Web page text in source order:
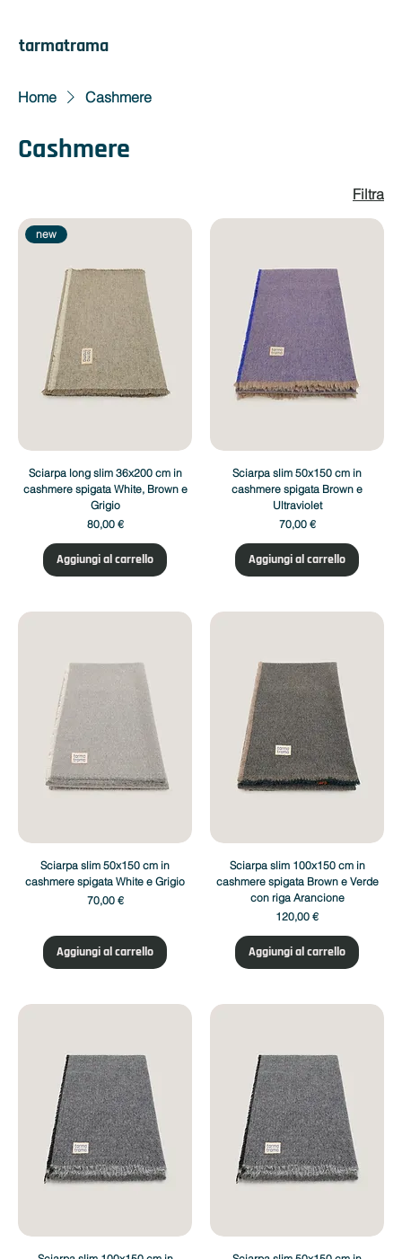
tarmatrama
Home Cashmere
Cashmere
Filtra
new
Sciarpa long slim 36x200 cm in
cashmere spigata White, Brown e
Grigio
Prezzo
80,00 €
Aggiungi al carrello
Sciarpa slim 50x150 cm in
cashmere spigata Brown e
Ultraviolet
Prezzo
70,00 €
Aggiungi al carrello
Sciarpa slim 50x150 cm in
cashmere spigata White e Grigio
Prezzo
70,00 €
Aggiungi al carrello
Sciarpa slim 100x150 cm in
cashmere spigata Brown e Verde
con riga Arancione
Prezzo
120,00 €
Aggiungi al carrello